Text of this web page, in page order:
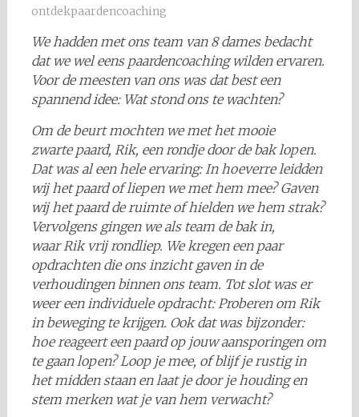
ontdekpaardencoaching
We hadden met ons team van 8 dames bedacht
dat we wel eens paardencoaching wilden ervaren.
Voor de meesten van ons was dat best een
spannend idee: Wat stond ons te wachten?
Om de beurt mochten we met het mooie
zwarte paard, Rik, een rondje door de bak lopen.
Dat was al een hele ervaring: In hoeverre leidden
wij het paard of liepen we met hem mee? Gaven
wij het paard de ruimte of hielden we hem strak?
Vervolgens gingen we als team de bak in,
waar Rik vrij rondliep. We kregen een paar
opdrachten die ons inzicht gaven in de
verhoudingen binnen ons team. Tot slot was er
weer een individuele opdracht: Proberen om Rik
in beweging te krijgen. Ook dat was bijzonder:
hoe reageert een paard op jouw aansporingen om
te gaan lopen? Loop je mee, of blijf je rustig in
het midden staan en laat je door je houding en
stem merken wat je van hem verwacht?